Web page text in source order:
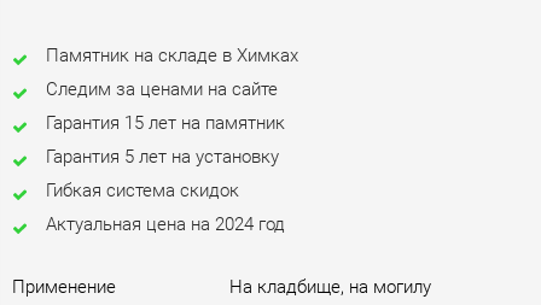
Памятник на складе в Химках
Следим за ценами на сайте
Гарантия 15 лет на памятник
Гарантия 5 лет на установку
Гибкая система скидок
Актуальная цена на 2024 год
Применение На кладбище, на могилу